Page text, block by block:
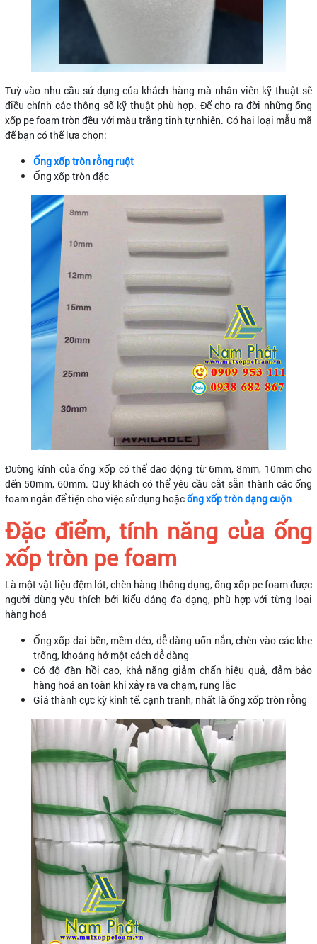
Tuỳ vào nhu cầu sử dụng của khách hàng mà nhân viên kỹ thuật sẽ
điều chỉnh các thông số kỹ thuật phù hợp. Để cho ra đời những ống
xốp pe foam tròn đều với màu trắng tinh tự nhiên. Có hai loại mẫu mã
để bạn có thể lựa chọn:
Ống xốp tròn rỗng ruột
Ống xốp tròn đặc
Đường kính của ống xốp có thể dao động từ 6mm, 8mm, 10mm cho
đến 50mm, 60mm. Quý khách có thể yêu cầu cắt sẵn thành các ống
foam ngắn để tiện cho việc sử dụng hoặcống xốp tròn dạng cuộn
Đặc điểm, tính năng của ống
xốp tròn pe foam
Là một vật liệu đệm lót, chèn hàng thông dụng, ống xốp pe foam được
người dùng yêu thích bởi kiểu dáng đa dạng, phù hợp với từng loại
hàng hoá
Ống xốp dai bền, mềm dẻo, dễ dàng uốn nắn, chèn vào các khe
trống, khoảng hở một cách dễ dàng
Có độ đàn hồi cao, khả năng giảm chấn hiệu quả, đảm bảo
hàng hoá an toàn khi xảy ra va chạm, rung lắc
Giá thành cực kỳ kinh tế, cạnh tranh, nhất là ống xốp tròn rỗng